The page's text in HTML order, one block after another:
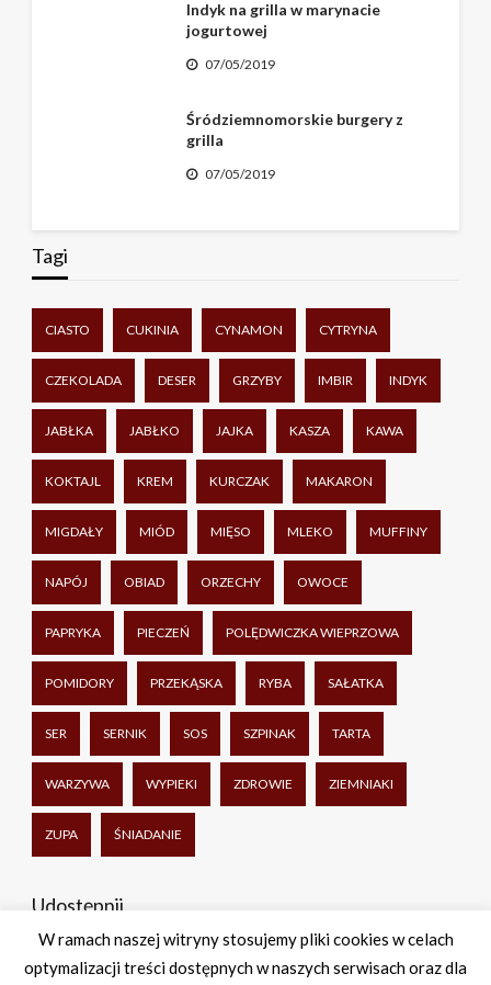
Indyk na grilla w marynacie
jogurtowej
07/05/2019
Śródziemnomorskie burgery z
grilla
07/05/2019
Tagi
CIASTO CUKINIA CYNAMON CYTRYNA
CZEKOLADA DESER GRZYBY IMBIR INDYK
JABŁKA JABŁKO JAJKA KASZA KAWA
KOKTAJL KREM KURCZAK MAKARON
MIGDAŁY MIÓD MIĘSO MLEKO MUFFINY
NAPÓJ OBIAD ORZECHY OWOCE
PAPRYKA PIECZEŃ POLĘDWICZKA WIEPRZOWA
POMIDORY PRZEKĄSKA RYBA SAŁATKA
SER SERNIK SOS SZPINAK TARTA
WARZYWA WYPIEKI ZDROWIE ZIEMNIAKI
ZUPA ŚNIADANIE
Udostępnij
Facebook
TwitterWhatsApp
Share
W ramach naszej witryny stosujemy pliki cookies w celach
optymalizacji treści dostępnych w naszych serwisach oraz dla